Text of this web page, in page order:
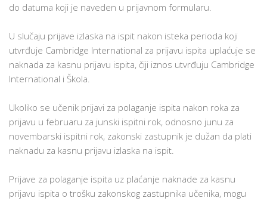
do datuma koji je naveden u prijavnom formularu.
U slučaju prijave izlaska na ispit nakon isteka perioda koji
utvrđuje Cambridge International za prijavu ispita uplaćuje se
naknada za kasnu prijavu ispita, čiji iznos utvrđuju Cambridge
International i Škola.
Ukoliko se učenik prijavi za polaganje ispita nakon roka za
prijavu u februaru za junski ispitni rok, odnosno junu za
novembarski ispitni rok, zakonski zastupnik je dužan da plati
naknadu za kasnu prijavu izlaska na ispit.
Prijave za polaganje ispita uz plaćanje naknade za kasnu
prijavu ispita o trošku zakonskog zastupnika učenika, mogu